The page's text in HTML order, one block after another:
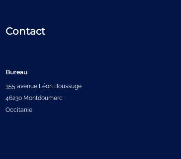
Contact
Bureau
355 avenue Léon Boussuge
46230 Montdoumerc
Occitanie